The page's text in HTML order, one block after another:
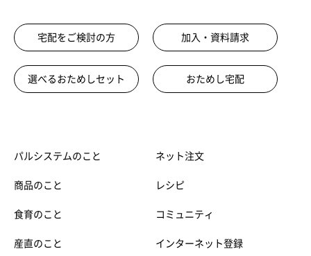
宅配をご検討の方 加入・資料請求
選べるおためしセット おためし宅配
パルシステムのこと
商品のこと
食育のこと
産直のこと
ネット注文
レシピ
コミュニティ
インターネット登録